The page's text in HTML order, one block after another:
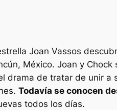
Joan Vassos
México. Joan y
drama de tratar de unir a
Todavía se conocen
todos los días.